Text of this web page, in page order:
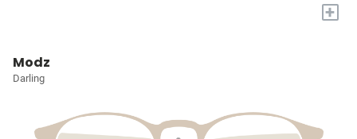
+
Modz
Darling